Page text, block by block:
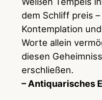
dem Schliff preis
Kontemplation
Worte allein
diesen
erschließen.
– Antiquarisches